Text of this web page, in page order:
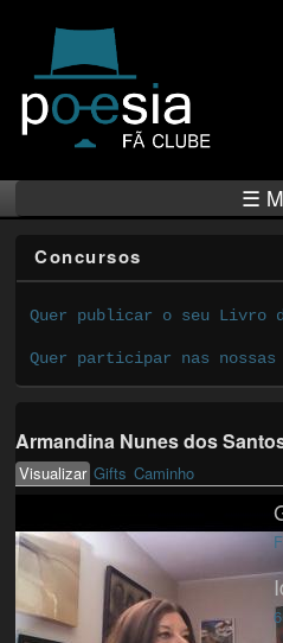
☰
Concursos
Quer publicar o seu Livro
Quer participar nas nossas
Armandina Nunes dos
Primary tabs
Visualizar(active tab)
Gifts Caminho